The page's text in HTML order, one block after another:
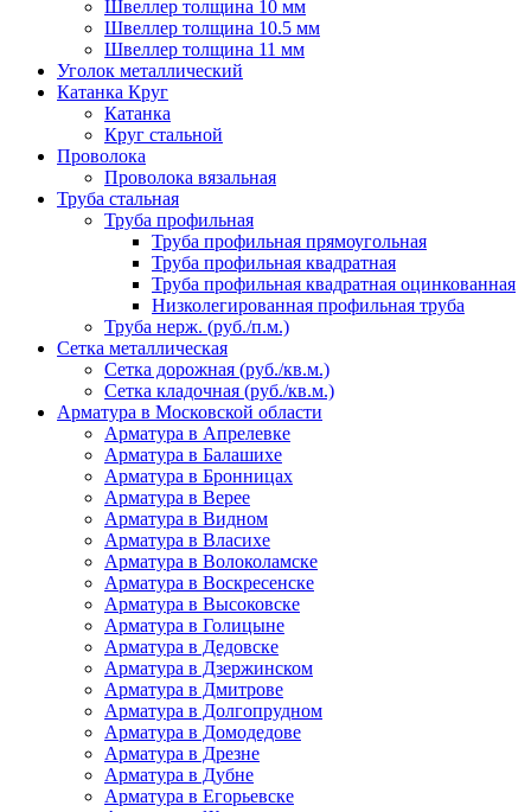
Швеллер толщина 10 мм
Швеллер толщина 10.5 мм
Швеллер толщина 11 мм
Уголок металлический
Катанка Круг
Катанка
Круг стальной
Проволока
Проволока вязальная
Труба стальная
Труба профильная
Труба профильная прямоугольная
Труба профильная квадратная
Труба профильная квадратная оцинкованная
Низколегированная профильная труба
Труба нерж. (руб./п.м.)
Сетка металлическая
Сетка дорожная (руб./кв.м.)
Сетка кладочная (руб./кв.м.)
Арматура в Московской области
Арматура в Апрелевке
Арматура в Балашихе
Арматура в Бронницах
Арматура в Верее
Арматура в Видном
Арматура в Власихе
Арматура в Волоколамске
Арматура в Воскресенске
Арматура в Высоковске
Арматура в Голицыне
Арматура в Дедовске
Арматура в Дзержинском
Арматура в Дмитрове
Арматура в Долгопрудном
Арматура в Домодедове
Арматура в Дрезне
Арматура в Дубне
Арматура в Егорьевске